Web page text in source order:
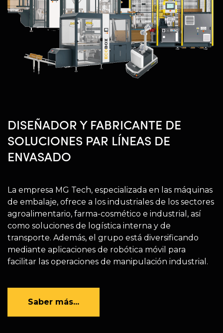
DISEÑADOR Y FABRICANTE DE
SOLUCIONES PAR LÍNEAS DE
ENVASADO
La empresa MG Tech, especializada en las máquinas
de embalaje, ofrece a los industriales de los sectores
agroalimentario, farma-cosmético e industrial, así
como soluciones de logística interna y de
transporte. Además, el grupo está diversificando
mediante aplicaciones de robótica móvil para
facilitar las operaciones de manipulación industrial.
Saber más...